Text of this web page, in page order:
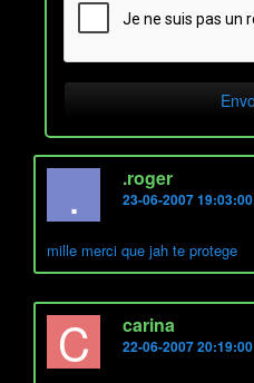
. .roger
23-06-2007 19:03:00
mille merci que jah te protege
C carina
22-06-2007 20:19:00